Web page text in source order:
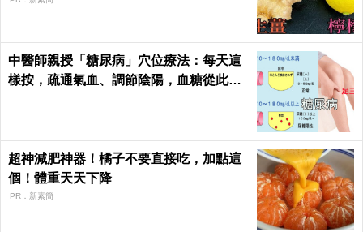
中醫師親授「糖尿病」穴位療法：每天這
樣按，疏通氣血、調節陰陽，血糖從此乖
超神減肥神器！橘子不要直接吃，加點這
個！體重天天下降
PR．新素簡